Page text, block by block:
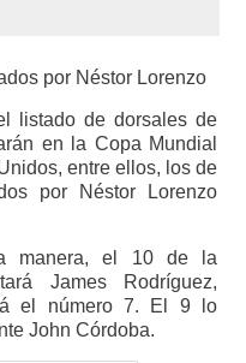
por Néstor Lorenzo
listado de dorsales de
en la Copa Mundial
entre ellos, los de
por Néstor Lorenzo
manera, el 10 de la
James Rodríguez,
el número 7. El 9 lo
John Córdoba.